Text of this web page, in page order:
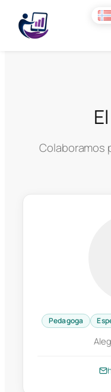
Saltar
contenido
Colaboramos
Pedagoga